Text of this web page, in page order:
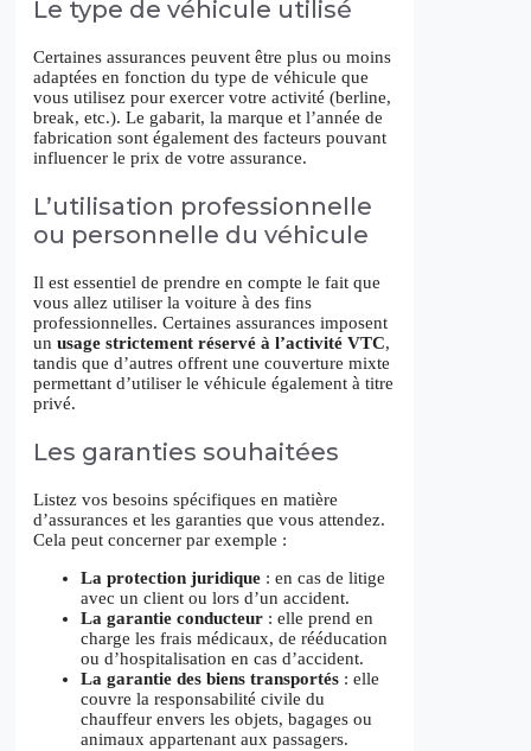
Le type de véhicule utilisé
Certaines assurances peuvent être plus ou moins
adaptées en fonction du type de véhicule que
vous utilisez pour exercer votre activité (berline,
break, etc.). Le gabarit, la marque et l’année de
fabrication sont également des facteurs pouvant
influencer le prix de votre assurance.
L’utilisation professionnelle
ou personnelle du véhicule
Il est essentiel de prendre en compte le fait que
vous allez utiliser la voiture à des fins
professionnelles. Certaines assurances imposent
un usage strictement réservé à l’activité VTC,
tandis que d’autres offrent une couverture mixte
permettant d’utiliser le véhicule également à titre
privé.
Les garanties souhaitées
Listez vos besoins spécifiques en matière
d’assurances et les garanties que vous attendez.
Cela peut concerner par exemple :
La protection juridique : en cas de litige
avec un client ou lors d’un accident.
La garantie conducteur : elle prend en
charge les frais médicaux, de rééducation
ou d’hospitalisation en cas d’accident.
La garantie des biens transportés : elle
couvre la responsabilité civile du
chauffeur envers les objets, bagages ou
animaux appartenant aux passagers.